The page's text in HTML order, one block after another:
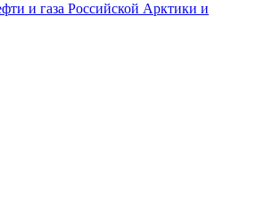
и газа Российской Арктики и